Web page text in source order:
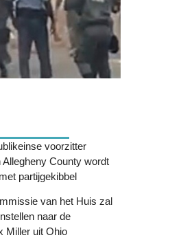
voorzitter
County wordt
partijgekibbel
van het Huis zal
naar de
Miller uit Ohio